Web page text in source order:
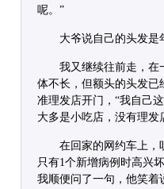
呢。”
大爷说自己的头发是
我又继续往前走，在
体不长，但额头的头发已
准理发店开门，“我自己
大多是小吃店，没有理发
在回家的网约车上，
只有1个新增病例时高兴
我顺便问了一句，他笑着